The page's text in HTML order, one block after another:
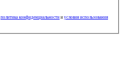
политика конфиденциальности и условия использования